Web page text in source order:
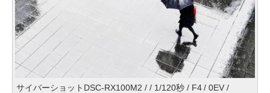
サイバーショットDSC-RX100M2 / / 1/120秒 / F4 / 0EV /